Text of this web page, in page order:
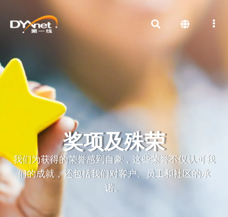
奖项及殊荣
我们为获得的荣誉感到自豪，这些荣誉不仅认可我
们的成就，还包括我们对客户、员工和社区的承
诺。